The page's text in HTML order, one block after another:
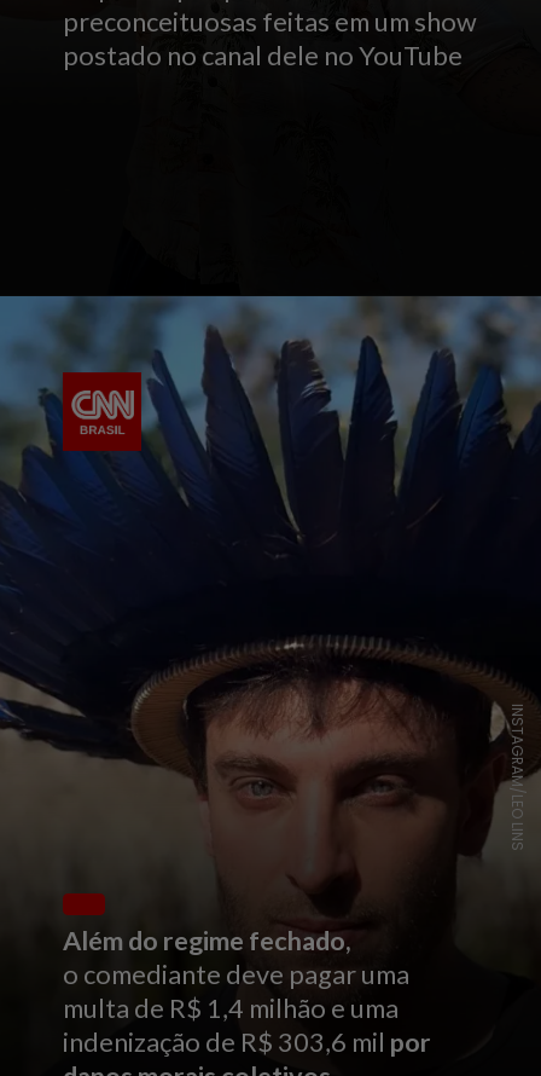
preconceituosas feitas em um show
postado no canal dele no YouTube
Além do regime fechado,
o comediante deve pagar uma
multa de R$ 1,4 milhão e uma
indenização de R$ 303,6 mil por
INSTAGRAM/LEO LINS